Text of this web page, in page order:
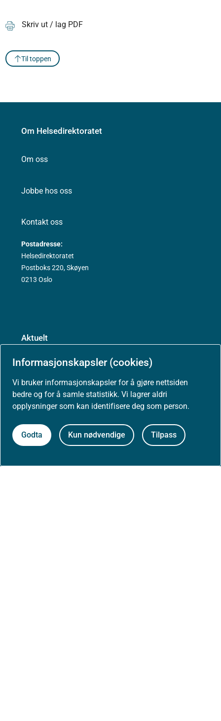
Informasjonskapsler (cookies)
Vi bruker informasjonskapsler for å gjøre nettsiden
bedre og for å samle statistikk. Vi lagrer aldri
opplysninger som kan identifisere deg som person.
Godta Kun nødvendige Tilpass
Skriv ut / lag PDF
Til toppen
Om Helsedirektoratet
Om oss
Jobbe hos oss
Kontakt oss
Postadresse:
Helsedirektoratet
Postboks 220, Skøyen
0213 Oslo
Aktuelt
Nyheter
Arrangementer
Høringer